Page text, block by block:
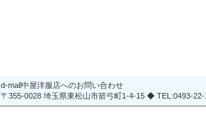
d-mall中屋洋服店へのお問い合わせ
〒355-0028 埼玉県東松山市箭弓町1-4-15 ◆ TEL:0493-